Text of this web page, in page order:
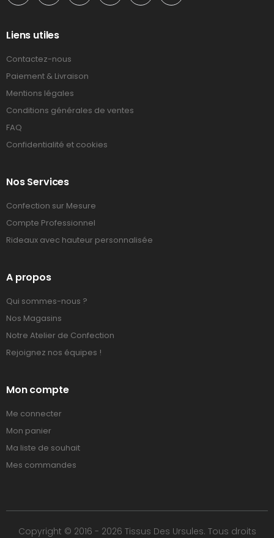
Liens utiles
Contactez-nous
Paiement & Livraison
Mentions légales
Conditions générales de ventes
FAQ
Confidentialité et cookies
Nos Services
Confection sur Mesure
Compte Professionnel
Rideaux avec hauteur personnalisée
A propos
Qui sommes-nous ?
Nos Magasins
Notre Atelier de Confection
Rejoignez nos équipes !
Mon compte
Me connecter
Mon panier
Ma liste de souhait
Mes commandes
Copyright © 2016 - 2026 Tissus Des Ursules. Tous droits